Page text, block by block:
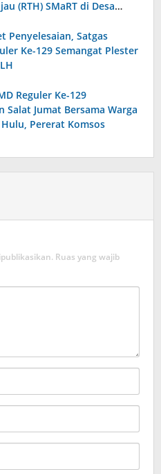
(RTH) SMaRT di Desa
Penyelesaian, Satgas
Ke-129 Semangat Plester
Reguler Ke-129
Salat Jumat Bersama Warga
Pererat Komsos
Ruas yang wajib